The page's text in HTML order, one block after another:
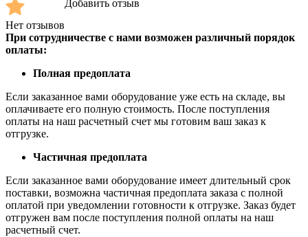
Нет отзывов
Добавить отзыв
При сотрудничестве с нами возможен различный порядок
оплаты:
Полная предоплата
Если заказанное вами оборудование уже есть на складе, вы
оплачиваете его полную стоимость. После поступления
оплаты на наш расчетный счет мы готовим ваш заказ к
отгрузке.
Частичная предоплата
Если заказанное вами оборудование имеет длительный срок
поставки, возможна частичная предоплата заказа с полной
оплатой при уведомлении готовности к отгрузке. Заказ будет
отгружен вам после поступления полной оплаты на наш
расчетный счет.